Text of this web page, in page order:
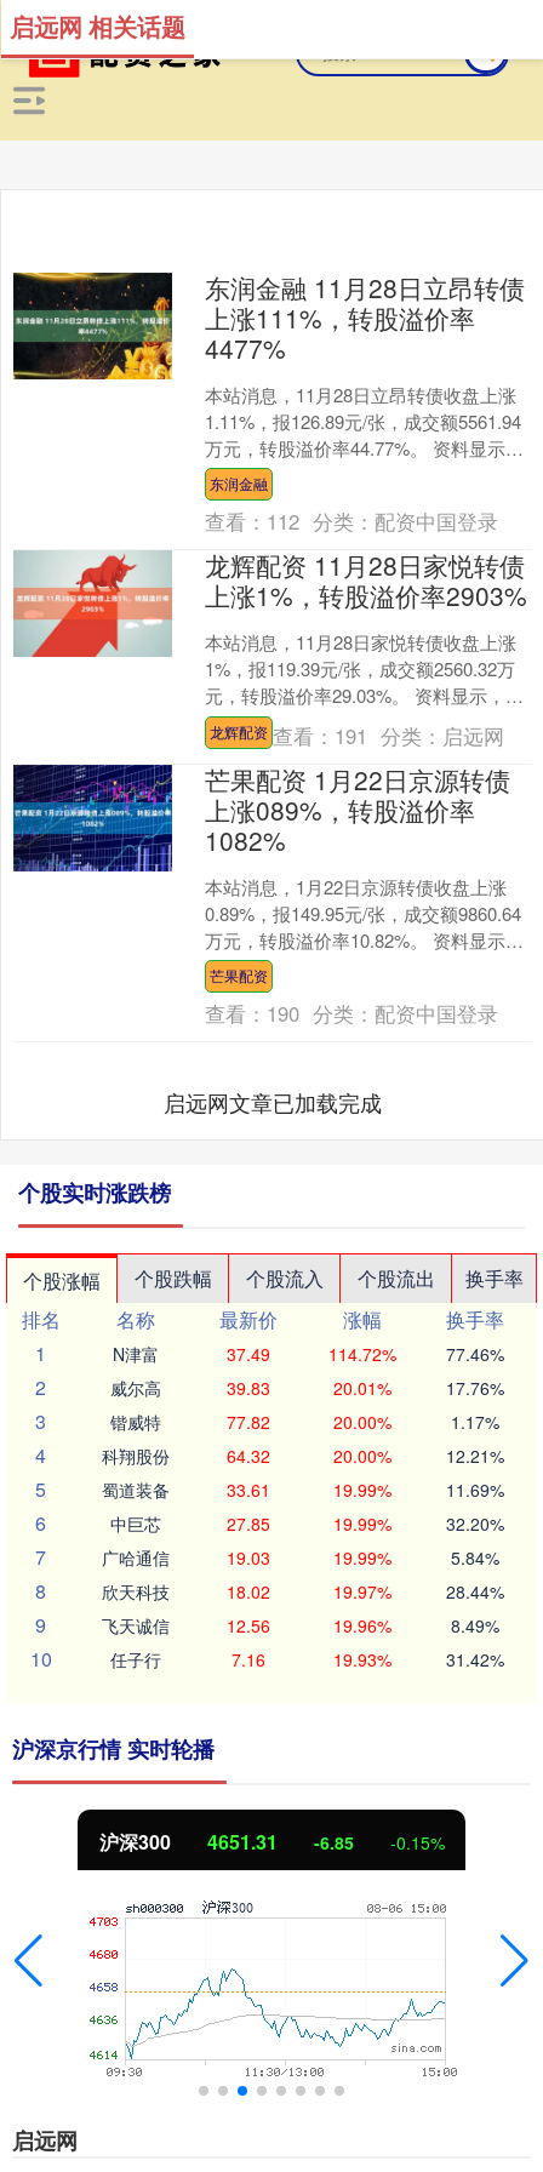
启远网 相关话题
东润金融 11月28日立昂转债
上涨111%，转股溢价率
4477%
本站消息，11月28日立昂转债收盘上涨
1.11%，报126.89元/张，成交额5561.94
万元，转股溢价率44.77%。 资料显示，
立昂转债信用级别为“AA”....
东润金融
查看： 112 分类： 配资中国登录
龙辉配资 11月28日家悦转债
上涨1%，转股溢价率2903%
本站消息，11月28日家悦转债收盘上涨
1%，报119.39元/张，成交额2560.32万
元，转股溢价率29.03%。 资料显示，家
悦转债信用级别为“AA”，债券....
龙辉配资 查看： 191 分类： 启远网
芒果配资 1月22日京源转债
上涨089%，转股溢价率
1082%
本站消息，1月22日京源转债收盘上涨
0.89%，报149.95元/张，成交额9860.64
万元，转股溢价率10.82%。 资料显示，
京源转债信用级别为“A”，债....
芒果配资
查看： 190 分类： 配资中国登录
启远网文章已加载完成
个股实时涨跌榜
个股涨幅 个股跌幅 个股流入 个股流出
换手率
排名
名称 最新价 涨幅
换手率
1
N津富 37.49 114.72% 77.46%
2 威尔高 39.83 20.01% 17.76%
3 锴威特 77.82 20.00% 1.17%
4 科翔股份 64.32 20.00% 12.21%
5 蜀道装备 33.61 19.99% 11.69%
6 中巨芯 27.85 19.99% 32.20%
7 广哈通信 19.03 19.99% 5.84%
8 欣天科技 18.02 19.97% 28.44%
9 飞天诚信 12.56 19.96% 8.49%
10 任子行 7.16 19.93% 31.42%
沪深京行情 实时轮播
沪深300 4651.31 -6.85 -0.15%
启远网